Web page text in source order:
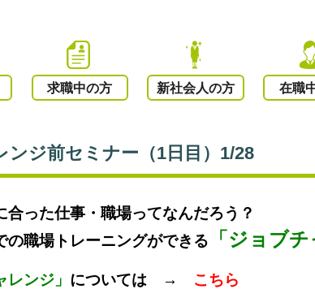
求職中の方 新社会人の方 在職
ンジ前セミナー（1日目）1/28
合った仕事・職場ってなんだろう？
の職場トレーニングができる
「ジョブ
レンジ」 については → こちら